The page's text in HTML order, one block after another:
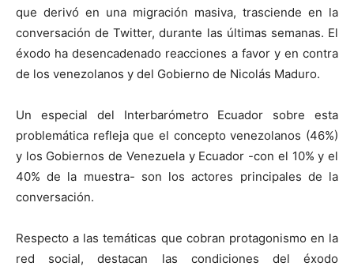
que derivó en una migración masiva, trasciende en la
conversación de Twitter, durante las últimas semanas. El
éxodo ha desencadenado reacciones a favor y en contra
de los venezolanos y del Gobierno de Nicolás Maduro.
Un especial del Interbarómetro Ecuador sobre esta
problemática refleja que el concepto venezolanos (46%)
y los Gobiernos de Venezuela y Ecuador -con el 10% y el
40% de la muestra- son los actores principales de la
conversación.
Respecto a las temáticas que cobran protagonismo en la
red social, destacan las condiciones del éxodo